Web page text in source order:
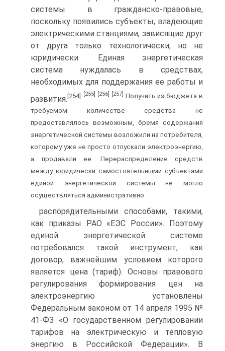
системы в гражданско-правовые,
поскольку появились субъекты, владеющие
электрическими станциями, зависящие друг
от друга только технологически, но не
юридически. Единая энергетическая
система нуждалась в средствах,
необходимых для поддержания ее работы и
развития. [254] [255] [256] [257] Получить из бюджета в
требуемом количестве средства не
предоставлялось возможным, бремя содержания
энергетической системы возложили на потребителя,
которому уже не просто отпускали электроэнергию,
а продавали ее. Перераспределение средств
между юридически самостоятельными субъектами
единой энергетической системы не могло
осуществляться административно
распорядительными способами, такими,
как приказы РАО «ЕЭС России». Поэтому
единой энергетической системе
потребовался такой инструмент, как
договор, важнейшим условием которого
является цена (тариф). Основы правового
регулирования формирования цен на
электроэнергию установлены
Федеральным законом от 14 апреля 1995 №
41-ФЗ «О государственном регулировании
тарифов на электрическую и тепловую
энергию в Российской Федерации». В